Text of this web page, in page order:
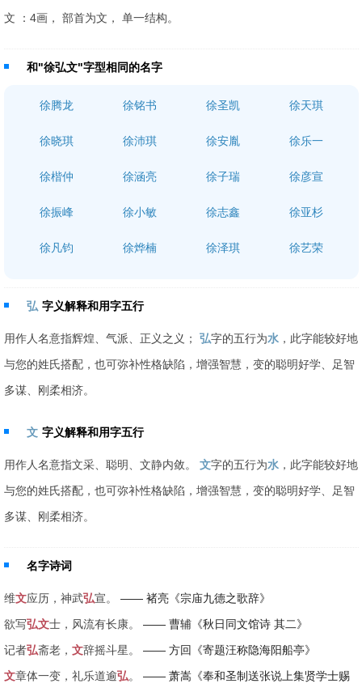
文 ：4画， 部首为文， 单一结构。
和"徐弘文"字型相同的名字
徐腾龙 徐铭书 徐圣凯 徐天琪
徐晓琪 徐沛琪 徐安胤 徐乐一
徐楷仲 徐涵亮 徐子瑞 徐彦宣
徐振峰 徐小敏 徐志鑫 徐亚杉
徐凡钧 徐烨楠 徐泽琪 徐艺荣
弘 字义解释和用字五行
用作人名意指辉煌、气派、正义之义； 弘字的五行为水 ，此字能较好地
与您的姓氏搭配，也可弥补性格缺陷，增强智慧，变的聪明好学、足智
多谋、刚柔相济。
文 字义解释和用字五行
用作人名意指文采、聪明、文静内敛。 文字的五行为水 ，此字能较好地
与您的姓氏搭配，也可弥补性格缺陷，增强智慧，变的聪明好学、足智
多谋、刚柔相济。
名字诗词
维文应历，神武弘宣。
—— 褚亮《宗庙九德之歌辞》
欲写弘文士，风流有长康。
—— 曹辅《秋日同文馆诗 其二》
记者弘斋老， 文辞摇斗星。
—— 方回《寄题汪称隐海阳船亭》
文章体一变，礼乐道逾弘。
—— 萧嵩《奉和圣制送张说上集贤学士赐